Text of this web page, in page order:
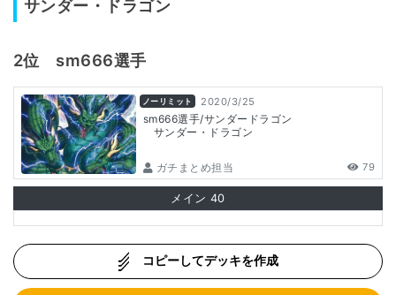
サンダー・ドラゴン
2位 sm666選手
ノーリミット 2020/3/25
sm666選手/サンダードラゴン
サンダー・ドラゴン
ガチまとめ担当 79
メイン 40
コピーしてデッキを作成